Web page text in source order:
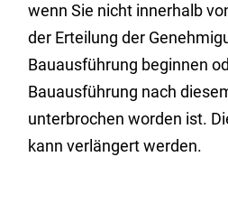
wenn Sie nicht innerhalb
der Erteilung der
Bauausführung beginnen
Bauausführung nach die
unterbrochen worden ist.
kann verlängert werden.